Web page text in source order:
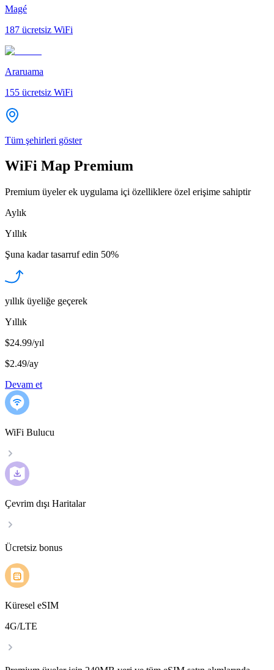
Magé
187 ücretsiz WiFi
Araruama
155 ücretsiz WiFi
Tüm şehirleri göster
WiFi Map Premium
Premium üyeler ek uygulama içi özelliklere özel erişime sahiptir
Aylık
Yıllık
Şuna kadar tasarruf edin 50%
yıllık üyeliğe geçerek
Yıllık
$24.99/yıl
$2.49/ay
Devam et
WiFi Bulucu
Çevrim dışı Haritalar
Ücretsiz bonus
Küresel eSIM
4G/LTE